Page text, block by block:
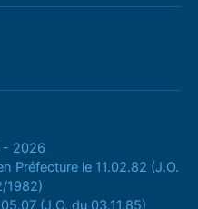
2026
Préfecture le 11.02.82 (J.O.
1982)
(J.O. du 03.11.85)